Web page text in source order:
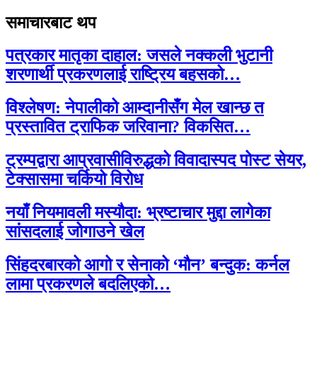
समाचारबाट थप
पत्रकार मातृका दाहाल: जसले नक्कली भुटानी
शरणार्थी प्रकरणलाई राष्ट्रिय बहसको…
विश्लेषण: नेपालीको आम्दानीसँग मेल खान्छ त
प्रस्तावित ट्राफिक जरिवाना? विकसित…
ट्रम्पद्वारा आप्रवासीविरुद्धको विवादास्पद पोस्ट सेयर,
टेक्सासमा चर्कियो विरोध
नयाँ नियमावली मस्यौदा: भ्रष्टाचार मुद्दा लागेका
सांसदलाई जोगाउने खेल
सिंहदरबारको आगो र सेनाको ‘मौन’ बन्दुक: कर्नल
लामा प्रकरणले बदलिएको…